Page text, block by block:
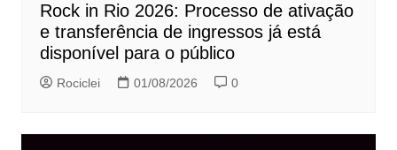
Rock in Rio 2026: Processo de ativação
e transferência de ingressos já está
disponível para o público
Rociclei 01/08/2026 0